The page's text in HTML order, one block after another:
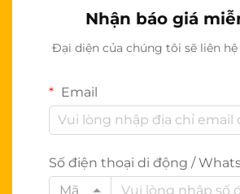
Nhận báo giá
Đại diện của chúng tôi sẽ liên hệ
Email
Số điện thoại di động /
Mã